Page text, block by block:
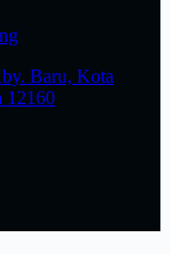
Baru, Kota
12160